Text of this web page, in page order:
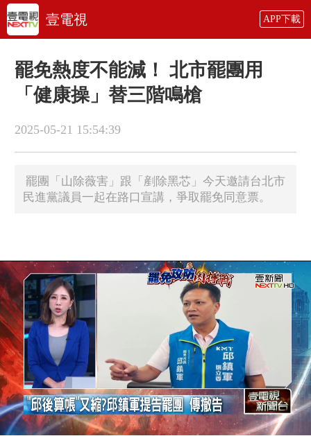
壹電視 APP下載
罷免熱度不能減！ 北市罷團用
「健康操」替三階鳴槍
2025-05-21 15:54:39
罷團「山除薇害」跟「剷除黑芯」今天邀請台北市
民進黨議員一起在路口宣講，爭取罷免同意票。